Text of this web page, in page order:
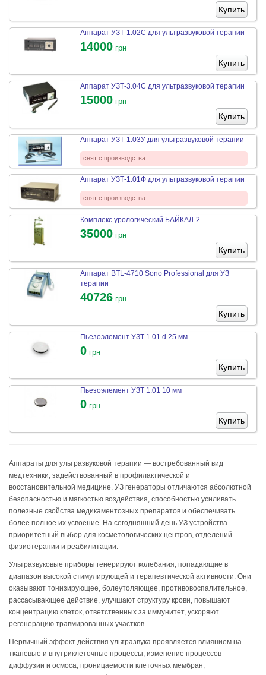
Купить
Аппарат УЗТ-1.02С для ультразвуковой терапии
14000 грн
Купить
Аппарат УЗТ-3.04С для ультразвуковой терапии
15000 грн
Купить
Аппарат УЗТ-1.03У для ультразвуковой терапии
снят с производства
Аппарат УЗТ-1.01Ф для ультразвуковой терапии
снят с производства
Комплекс урологический БАЙКАЛ-2
35000 грн
Купить
Аппарат BTL-4710 Sono Professional для УЗ
терапии
40726 грн
Купить
Пьезоэлемент УЗТ 1.01 d 25 мм
0 грн
Купить
Пьезоэлемент УЗТ 1.01 10 мм
0 грн
Купить
Аппараты для ультразвуковой терапии — востребованный вид
медтехники, задействованный в профилактической и
восстановительной медицине. УЗ генераторы отличаются абсолютной
безопасностью и мягкостью воздействия, способностью усиливать
полезные свойства медикаментозных препаратов и обеспечивать
более полное их усвоение. На сегодняшний день УЗ устройства —
приоритетный выбор для косметологических центров, отделений
физиотерапии и реабилитации.
Ультразвуковые приборы генерируют колебания, попадающие в
диапазон высокой стимулирующей и терапевтической активности. Они
оказывают тонизирующее, болеутоляющее, противовоспалительное,
рассасывающее действие, улучшают структуру крови, повышают
концентрацию клеток, ответственных за иммунитет, ускоряют
регенерацию травмированных участков.
Первичный эффект действия ультразвука проявляется влиянием на
тканевые и внутриклеточные процессы; изменение процессов
диффузии и осмоса, проницаемости клеточных мембран,